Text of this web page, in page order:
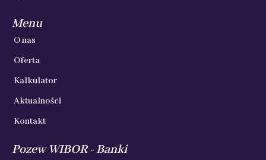
Menu
O nas
Oferta
Kalkulator
Aktualności
Kontakt
Pozew WIBOR - Banki